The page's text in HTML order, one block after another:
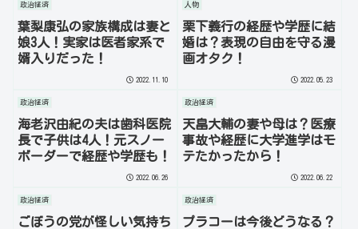
政治経済
葉梨康弘の家族構成は妻と
娘3人！実家は医者家系で
婿入りだった！
2022.11.10
人物
栗下義行の経歴や学歴に結
婚は？表現の自由を守る漫
画オタク！
2022.05.23
政治経済
海老沢由紀の夫は歯科医院
長で子供は4人！元スノー
ボーダーで経歴や学歴も！
2022.06.26
政治経済
天畠大輔の妻や母は？医療
事故や経歴に大学進学はモ
テたかったから！
2022.06.22
政治経済
ごぼうの党が怪しい気持ち
政治経済
プラコーは今後どうなる？